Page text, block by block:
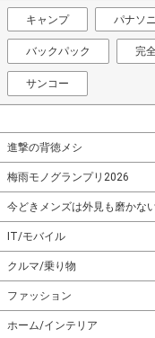
キャンプ パナソ
バックパック 完
サンコー
進撃の背徳メシ
梅雨モノグランプリ2026
今どきメンズは外見も磨かな
IT/モバイル
クルマ/乗り物
ファッション
ホーム/インテリア